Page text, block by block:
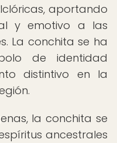
aportando
y emotivo a las
La conchita se ha
de identidad
distintivo en la
la conchita se
ancestrales